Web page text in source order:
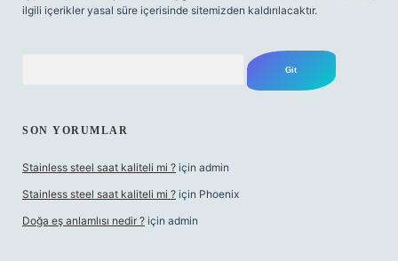
ilgili içerikler yasal süre içerisinde sitemizden kaldırılacaktır.
SON YORUMLAR
Stainless steel saat kaliteli mi ? için admin
Stainless steel saat kaliteli mi ? için Phoenix
Doğa eş anlamlısı nedir ? için admin